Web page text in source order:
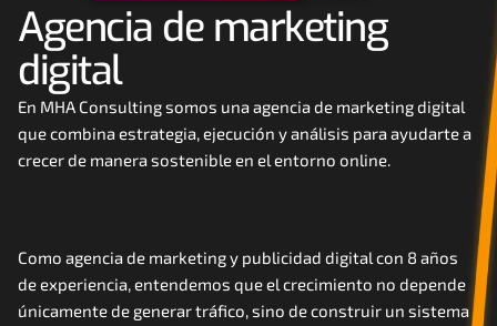
Join
Careers
Docs
About
Agencia de marketing
digital
En MHA Consulting somos una agencia de marketing digital
que combina estrategia, ejecución y análisis para ayudarte a
crecer de manera sostenible en el entorno online.
Como agencia de marketing y publicidad digital con 8 años
de experiencia, entendemos que el crecimiento no depende
únicamente de generar tráfico, sino de construir un sistema